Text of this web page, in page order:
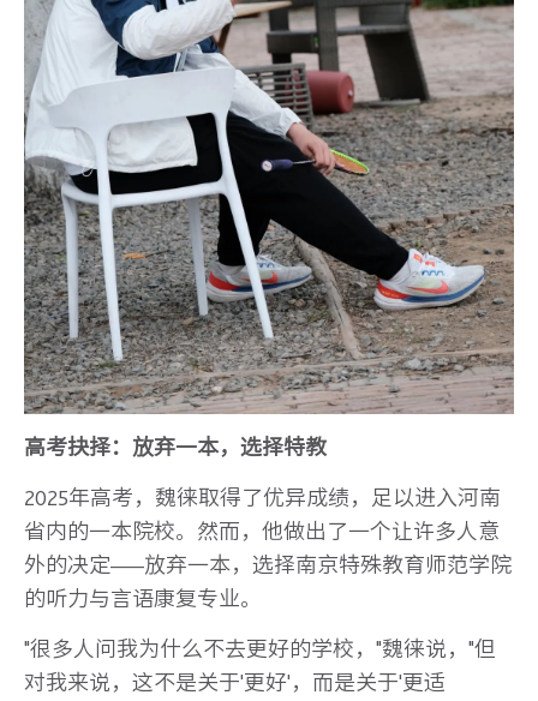
高考抉择：放弃一本，选择特教
2025年高考，魏徕取得了优异成绩，足以进入河南
省内的一本院校。然而，他做出了一个让许多人意
外的决定——放弃一本，选择南京特殊教育师范学院
的听力与言语康复专业。
"很多人问我为什么不去更好的学校，"魏徕说，"但
对我来说，这不是关于'更好'，而是关于'更适